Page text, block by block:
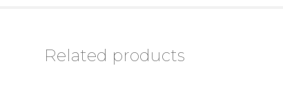
Related products